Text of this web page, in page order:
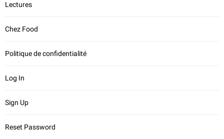
Lectures
Chez Food
Politique de confidentialité
Log In
Sign Up
Reset Password